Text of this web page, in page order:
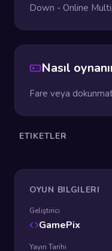
Down - Online
Nasıl
Fare veya
ETIKETLER
OYUN BILGILERI
Geliştirici
GamePix
Yayın Tarihi